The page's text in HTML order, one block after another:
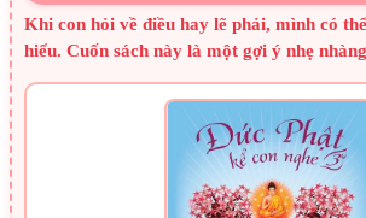
Khi con hỏi về điều hay lẽ phải, mình có
hiểu. Cuốn sách này là một gợi ý nhẹ